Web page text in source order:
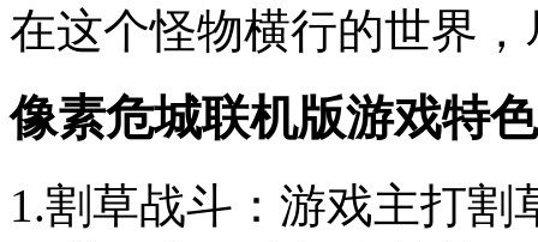
在这个怪物横行的世界
像素危城联机版游戏特色
1.割草战斗：游戏主打